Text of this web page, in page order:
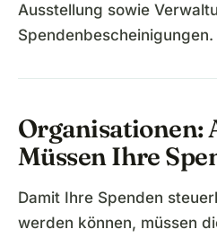
Ausstellung sowie
Spendenbescheinigungen.
Organisationen:
Müssen Ihre
Damit Ihre Spenden
werden können, müssen